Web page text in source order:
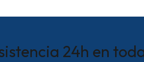
24h en